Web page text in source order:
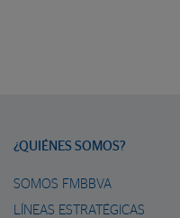
¿QUIÉNES SOMOS?
SOMOS FMBBVA
LÍNEAS ESTRATÉGICAS